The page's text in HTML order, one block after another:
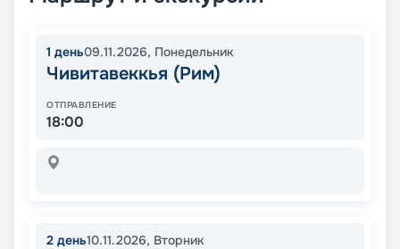
1 день09.11.2026, Понедельник
Чивитавеккья (Рим)
ОТПРАВЛЕНИЕ
18:00
2 день10.11.2026, Вторник